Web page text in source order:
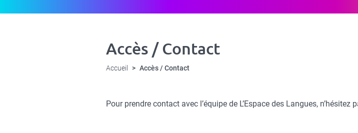
Accès / Contact
Accueil Accès / Contact
Pour prendre contact avec l’équipe de L’Espace des Langues,